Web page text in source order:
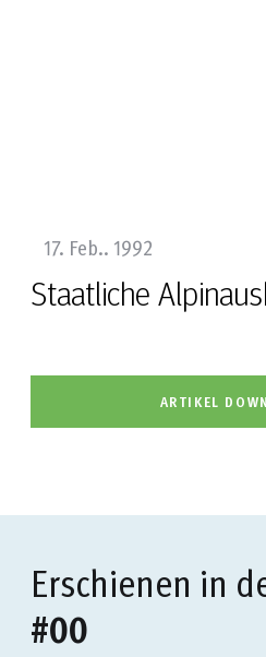
Staatliche
17. Feb.. 1992
ARTIKEL
Erschienen in
#00